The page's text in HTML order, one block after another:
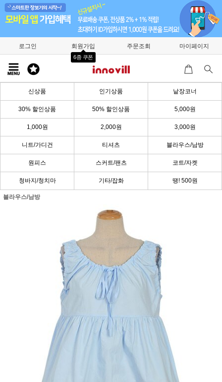
로그인 회원가입
6종 쿠폰
주문조회 마이페이지
신상품 인기상품 낱장코너
30% 할인상품 50% 할인상품 5,000원
1,000원 2,000원 3,000원
니트/가디건 티셔츠 블라우스/남방
원피스 스커트/팬츠 코트/자켓
청바지/청치마 기타/잡화 땡! 500원
블라우스/남방